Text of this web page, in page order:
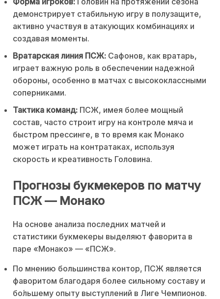
демонстрирует стабильную игру в полузащите,
активно участвуя в атакующих комбинациях и
создавая моменты.
Вратарская линия ПСЖ: Сафонов, как вратарь,
играет важную роль в обеспечении надежной
обороны, особенно в матчах с высококлассными
соперниками.
Тактика команд: ПСЖ, имея более мощный
состав, часто строит игру на контроле мяча и
быстром прессинге, в то время как Монако
может играть на контратаках, используя
скорость и креативность Головина.
Прогнозы букмекеров по матчу
ПСЖ — Монако
На основе анализа последних матчей и
статистики букмекеры выделяют фаворита в
паре «Монако» — «ПСЖ».
По мнению большинства контор, ПСЖ является
фаворитом благодаря более сильному составу и
бо́льшему опыту выступлений в Лиге Чемпионов.